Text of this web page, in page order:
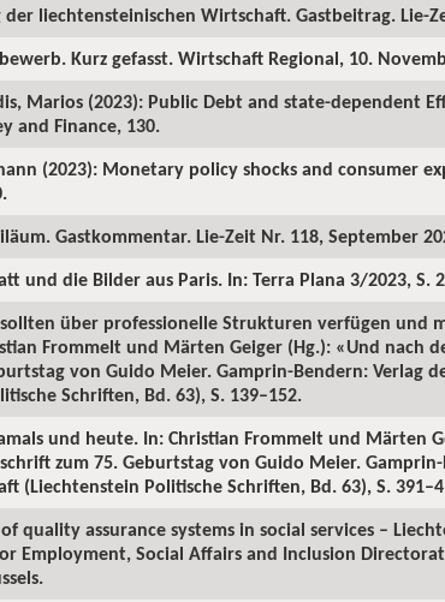
liechtensteinischen Wirtschaft. Gastbeitrag. Lie-
Kurz gefasst. Wirtschaft Regional, 10.
Marios (2023): Public Debt and state-dependent
and Finance, 130.
(2023): Monetary policy shocks and consumer
Gastkommentar. Lie-Zeit Nr. 118, September
und die Bilder aus Paris. In: Terra Plana 3/2023, S.
über professionelle Strukturen verfügen und
Frommelt und Märten Geiger (Hg.): «Und nach
von Guido Meier. Gamprin-Bendern: Verlag
Schriften, Bd. 63), S. 139–152.
und heute. In: Christian Frommelt und Märten
zum 75. Geburtstag von Guido Meier.
(Liechtenstein Politische Schriften, Bd. 63), S.
quality assurance systems in social services –
Employment, Social Affairs and Inclusion